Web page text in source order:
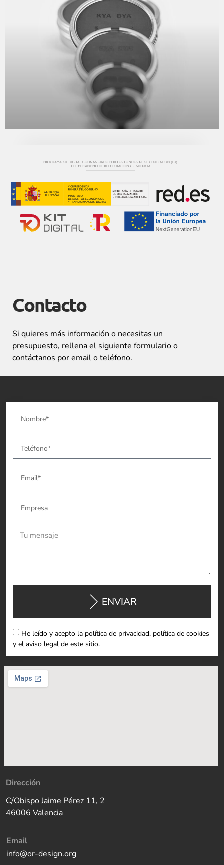
Contacto
Si quieres más información o necesitas un
presupuesto, rellena el siguiente formulario o
contáctanos por email o teléfono.
He leído y acepto la política de privacidad, política de cookies
y el aviso legal de este sitio.
ENVIAR
Dirección
C/Obispo Jaime Pérez 11, 2
46006 Valencia
Email
info@or-design.org